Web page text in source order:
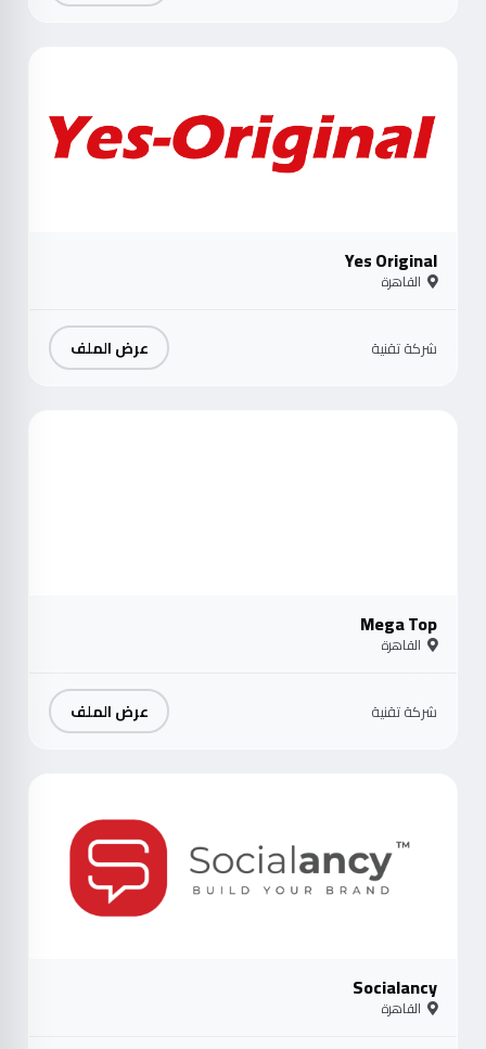
Yes Original
القاهرة
شركة تقنية عرض الملف
Mega Top
القاهرة
شركة تقنية عرض الملف
Socialancy
القاهرة